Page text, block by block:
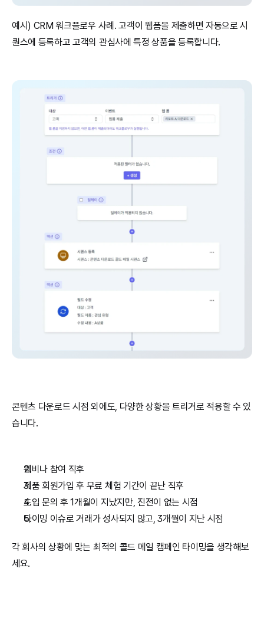
예시) CRM 워크플로우 사례. 고객이 웹폼을 제출하면 자동으로 시
퀀스에 등록하고 고객의 관심사에 특정 상품을 등록합니다.
콘텐츠 다운로드 시점 외에도, 다양한 상황을 트리거로 적용할 수 있
습니다.
웨비나 참여 직후
제품 회원가입 후 무료 체험 기간이 끝난 직후
도입 문의 후 1개월이 지났지만, 진전이 없는 시점
타이밍 이슈로 거래가 성사되지 않고, 3개월이 지난 시점
각 회사의 상황에 맞는 최적의 콜드 메일 캠페인 타이밍을 생각해보
세요.